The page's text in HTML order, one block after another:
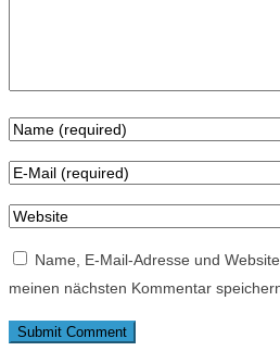
Name, E-Mail-Adresse und
meinen nächsten Kommentar